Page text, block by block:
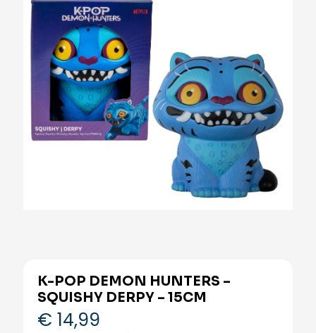
K-POP DEMON HUNTERS –
SQUISHY DERPY – 15CM
€ 14,99